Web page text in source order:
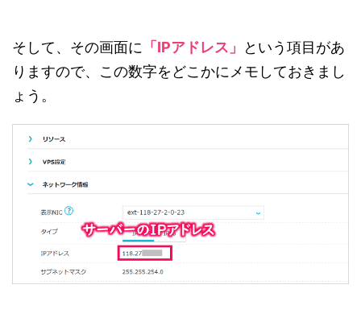
そして、その画面に 「IPアドレス」
という項目があ
りますので、この数字をどこかにメモしておきまし
ょう。